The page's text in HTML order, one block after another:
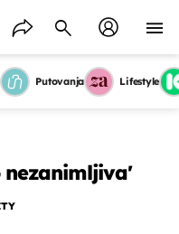
Putovanja Lifestyle
nezanimljiva'